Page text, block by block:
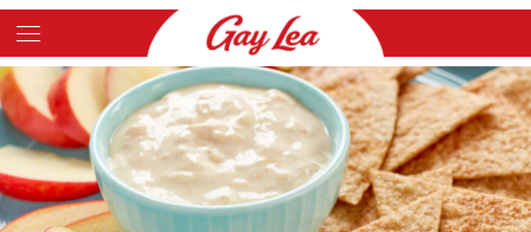
Skip
to
main
content
Main
Content